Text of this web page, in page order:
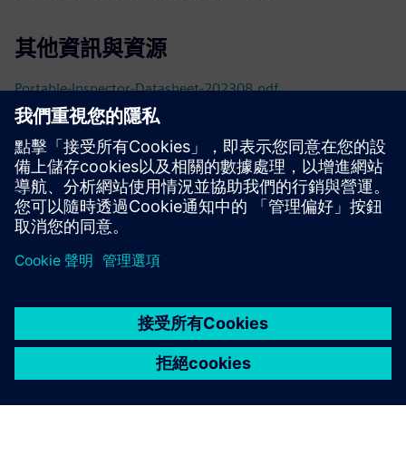
其他資訊與資源
Portable-Inspector-Datasheet-202308.pdf
影像素材-您的 OT 網路安全性安全檢查解決方案
先決條件